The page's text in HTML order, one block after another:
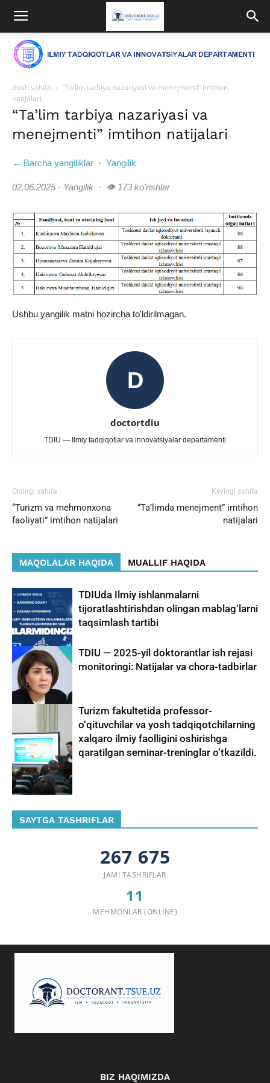
Bosh sahifa
“Ta’lim tarbiya nazariyasi va menejmenti” imtihon
natijalari
“Ta’lim tarbiya nazariyasi va
menejmenti” imtihon natijalari
← Barcha yangiliklar · Yangilik
02.06.2025 · Yangilik · 👁 173 ko'rishlar
Ushbu yangilik matni hozircha to'ldirilmagan.
D
doctortdiu
TDIU — Ilmiy tadqiqotlar va innovatsiyalar departamenti
Oldingi sahifa
“Turizm va mehmonxona
faoliyati” imtihon natijalari
Keyingi sahifa
“Ta’limda menejment” imtihon
natijalari
MAQOLALAR HAQIDA MUALLIF HAQIDA
TDIUda Ilmiy ishlanmalarni
tijoratlashtirishdan olingan mablag‘larni
taqsimlash tartibi
TDIU — 2025-yil doktorantlar ish rejasi
monitoringi: Natijalar va chora-tadbirlar
Turizm fakultetida professor-
o‘qituvchilar va yosh tadqiqotchilarning
xalqaro ilmiy faolligini oshirishga
qaratilgan seminar-treninglar o‘tkazildi.
SAYTGA TASHRIFLAR
267 675
JAMI TASHRIFLAR
11
MEHMONLAR (ONLINE)
BIZ HAQIMIZDA